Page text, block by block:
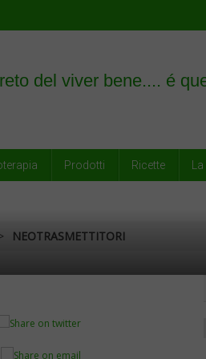
Prodotti Ricette
NEOTRASMETTITORI